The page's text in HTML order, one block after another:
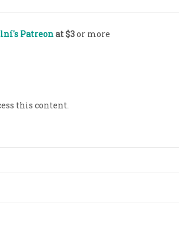
Patreonat $3or more
this content.